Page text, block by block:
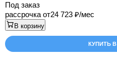
Под заказ
рассрочка от24 723 /мес
В корзину
КУПИТЬ В